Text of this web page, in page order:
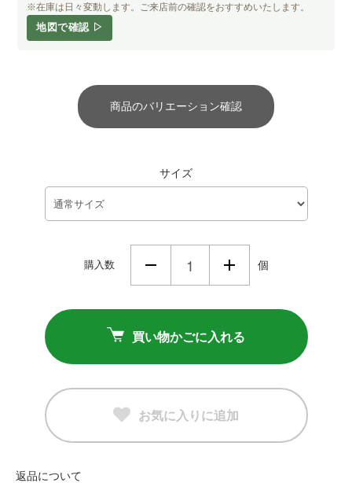
※在庫は日々変動します。ご来店前の確認をおすすめいたします。
地図で確認 ▷
商品のバリエーション確認
サイズ
購入数 個
買い物かごに入れる
お気に入りに追加
返品について